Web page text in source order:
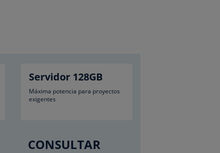
Servidor 128GB
Máxima potencia para proyectos
exigentes
CONSULTAR